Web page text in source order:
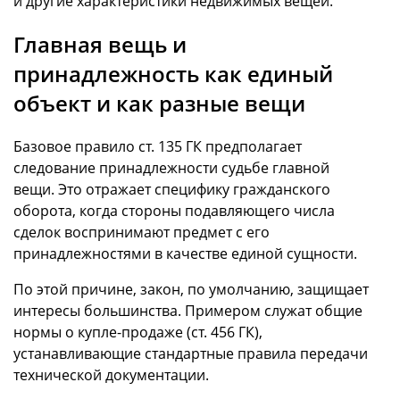
Главная вещь и
принадлежность как единый
объект и как разные вещи
Базовое правило ст. 135 ГК предполагает
следование принадлежности судьбе главной
вещи. Это отражает специфику гражданского
оборота, когда стороны подавляющего числа
сделок воспринимают предмет с его
принадлежностями в качестве единой сущности.
По этой причине, закон, по умолчанию, защищает
интересы большинства. Примером служат общие
нормы о купле-продаже (ст. 456 ГК),
устанавливающие стандартные правила передачи
технической документации.